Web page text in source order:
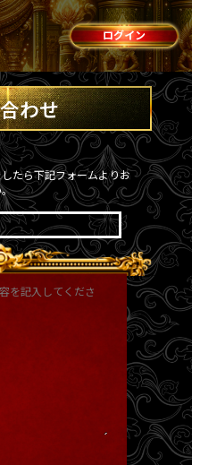
ログイン
わせ
たら下記フォームよりお